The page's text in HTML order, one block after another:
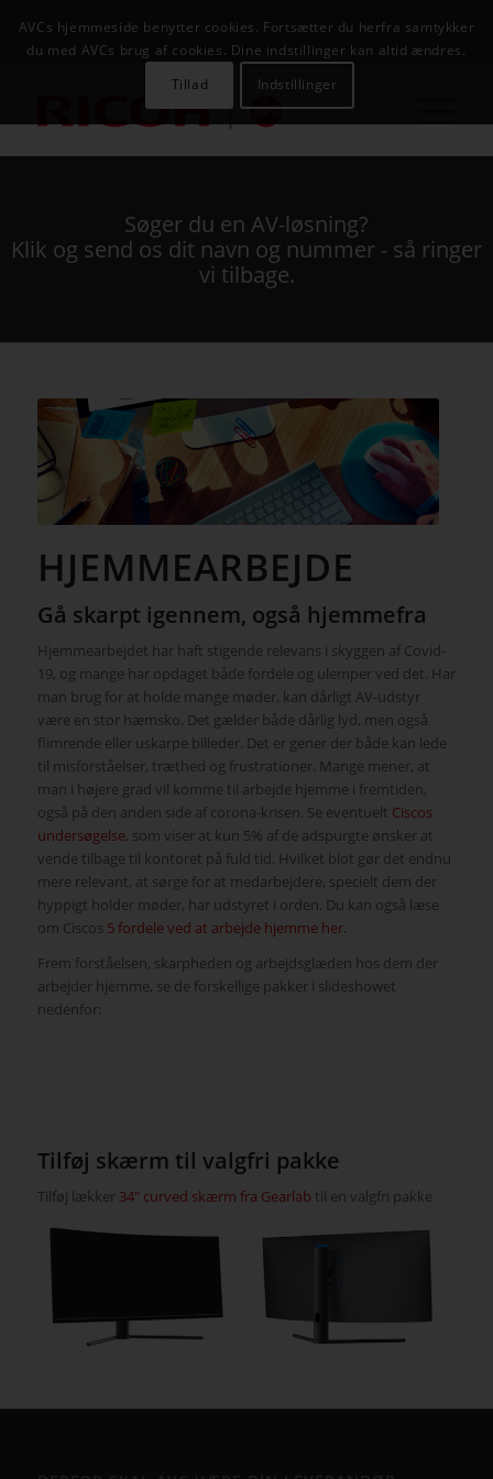
AVC INFOSYSTEM
Søger du en AV-løsning?
Klik og send os dit navn og nummer - så ringer
vi tilbage.
HJEMMEARBEJDE
Gå skarpt igennem, også hjemmefra
Hjemmearbejdet har haft stigende relevans i skyggen af Covid-
19, og mange har opdaget både fordele og ulemper ved det. Har
man brug for at holde mange møder, kan dårligt AV-udstyr
være en stor hæmsko. Det gælder både dårlig lyd, men også
flimrende eller uskarpe billeder. Det er gener der både kan lede
til misforståelser, træthed og frustrationer. Mange mener, at
man i højere grad vil komme til arbejde hjemme i fremtiden,
også på den anden side af corona-krisen. Se eventuelt Ciscos
undersøgelse, som viser at kun 5% af de adspurgte ønsker at
vende tilbage til kontoret på fuld tid. Hvilket blot gør det endnu
mere relevant, at sørge for at medarbejdere, specielt dem der
hyppigt holder møder, har udstyret i orden. Du kan også læse
om Ciscos 5 fordele ved at arbejde hjemme her.
Frem forståelsen, skarpheden og arbejdsglæden hos dem der
arbejder hjemme, se de forskellige pakker i slideshowet
nedenfor:
Tilføj skærm til valgfri pakke
Tilføj lækker 34″ curved skærm fra Gearlab til en valgfri pakke
AVCs hjemmeside benytter cookies. Fortsætter du herfra samtykker
du med AVCs brug af cookies. Dine indstillinger kan altid ændres.
Tillad
Indstillinger